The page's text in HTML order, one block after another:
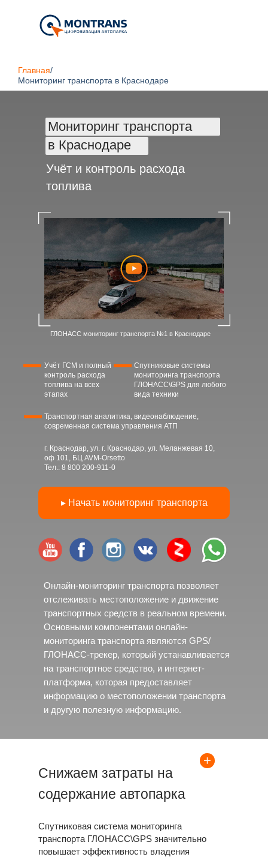
Главная/
Мониторинг транспорта в Краснодаре
Учёт и контроль расхода
топлива
▸ Начать мониторинг транспорта
Транспортная аналитика, видеонаблюдение,
современная система управления АТП
Спутниковые системы
мониторинга транспорта
ГЛОНАСС\GPS для любого
вида техники
Учёт ГСМ и полный
контроль расхода
топлива на всех
этапах
Мониторинг транспорта
в Краснодаре
ГЛОНАСС мониторинг транспорта №1 в Краснодаре
г. Краснодар, ул. г. Краснодар, ул. Меланжевая 10,
оф 101, БЦ AVM-Orsetto
Тел.: 8 800 200-911-0
Онлайн-мониторинг транспорта позволяет
отслеживать местоположение и движение
транспортных средств в реальном времени.
Основными компонентами онлайн-
мониторинга транспорта являются GPS/
ГЛОНАСС-трекер, который устанавливается
на транспортное средство, и интернет-
платформа, которая предоставляет
информацию о местоположении транспорта
и другую полезную информацию.
Снижаем затраты на
содержание автопарка
Спутниковая система мониторинга
транспорта ГЛОНАСС\GPS значительно
повышает эффективность владения